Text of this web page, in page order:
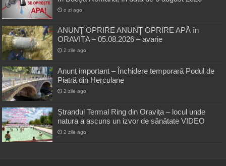
o zi ago
ANUNŢ OPRIRE ANUNŢ OPRIRE APĂ în
ORAVIȚA – 05.08.2026 – avarie
2 zile ago
Anunț important – Închidere temporară Podul de
Piatră din Herculane
2 zile ago
Ștrandul Termal Ring din Oravița – locul unde
natura a ascuns un izvor de sănătate VIDEO
2 zile ago